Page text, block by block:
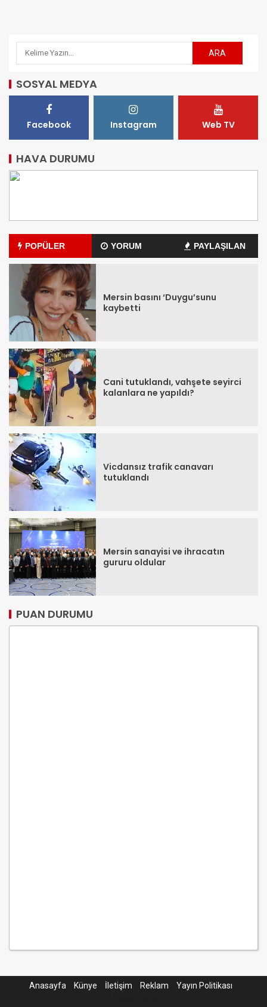
SOSYAL MEDYA
Facebook Instagram Web TV
HAVA DURUMU
POPÜLER YORUM PAYLAŞILAN
Mersin basını ‘Duygu’sunu
kaybetti
Cani tutuklandı, vahşete seyirci
kalanlara ne yapıldı?
Vicdansız trafik canavarı
tutuklandı
Mersin sanayisi ve ihracatın
gururu oldular
PUAN DURUMU
Anasayfa Künye İletişim Reklam
Yayın Politikası